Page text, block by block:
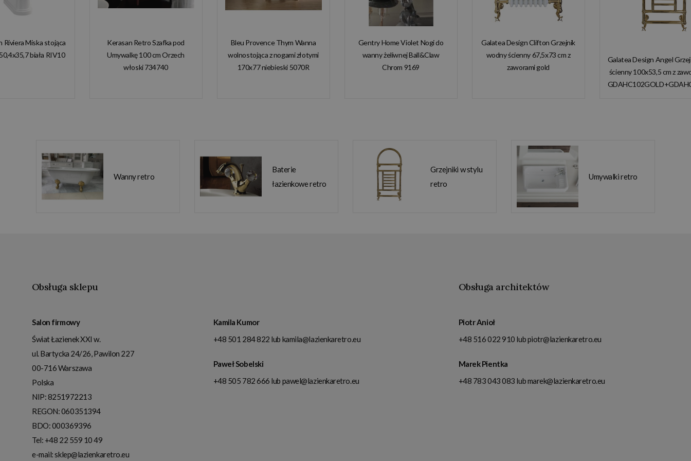
Riviera Miska stojąca
biała RIV10
Kerasan Retro Szafka pod
Umywalkę 100 cm Orzech
włoski 734740
Bleu Provence Thym Wanna
wolnostojąca z nogami złotymi
170x77 niebieski 5070R
Gentry Home Violet Nogi do
wanny żeliwnej Ball&Claw
Chrom 9169
Galatea Design Clifton Grzejnik
wodny ścienny 67,5x73 cm z
zaworami gold
Galatea Design Angel
ścienny 100x53,5 cm z
Wanny retro
Baterie
łazienkowe retro
Grzejniki w stylu
retro
Umywalki retro
Obsługa sklepu
Salon firmowy
Świat Łazienek XXI w.
ul. Bartycka 24/26, Pawilon 227
00-716Warszawa
Polska
NIP:8251972213
REGON: 060351394
BDO: 000369396
Tel: +48 22 559 10 49
e-mail:sklep@lazienkaretro.eu
Kamila Kumor
+48 501 284 822 lub kamila@lazienkaretro.eu
Paweł Sobelski
+48 505 782 666 lub pawel@lazienkaretro.eu
Obsługa architektów
Piotr Anioł
+48 516 022 910 lubpiotr@lazienkaretro.eu
Marek Pientka
+48 783 043 083 lubmarek@lazienkaretro.eu